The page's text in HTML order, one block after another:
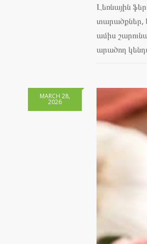
Լեռնային
տարածքներ,
ամիս
արածող
MARCH 28,
2026